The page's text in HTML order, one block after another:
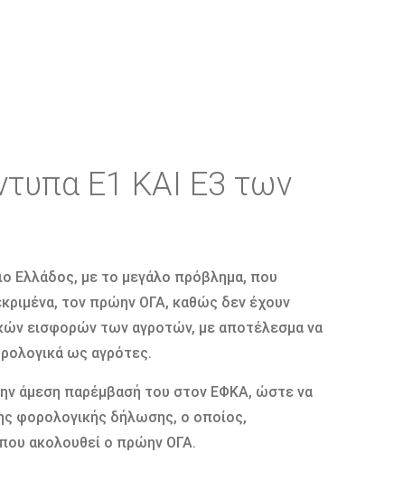
Ε1 ΚΑΙ Ε3 των
Ελλάδος, με το μεγάλο πρόβλημα, που
τον πρώην ΟΓΑ, καθώς δεν έχουν
εισφορών των αγροτών, με αποτέλεσμα να
ως αγρότες.
άμεση παρέμβασή του στον ΕΦΚΑ, ώστε να
φορολογικής δήλωσης, ο οποίος,
που ακολουθεί ο πρώην ΟΓΑ.